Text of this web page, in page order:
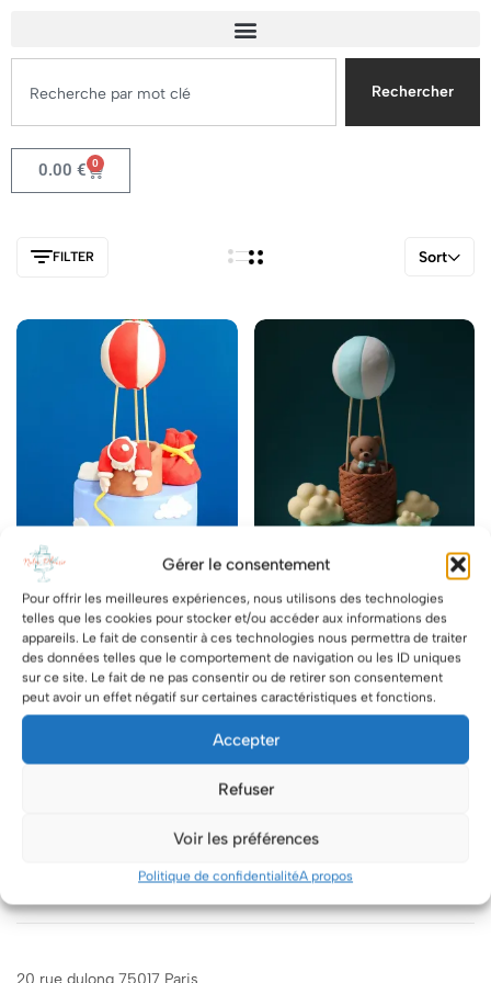
Gérer le consentement
Pour offrir les meilleures expériences, nous utilisons des technologies
telles que les cookies pour stocker et/ou accéder aux informations des
appareils. Le fait de consentir à ces technologies nous permettra de traiter
des données telles que le comportement de navigation ou les ID uniques
sur ce site. Le fait de ne pas consentir ou de retirer son consentement
peut avoir un effet négatif sur certaines caractéristiques et fonctions.
Accepter
Refuser
Voir les préférences
Politique de confidentialitéA propos
Rechercher
0.00 € 0
FILTER Sort
C.D Montgolfière du père
Noël
L.C Montgolfière-Ours
129.00€
20 rue dulong 75017 Paris